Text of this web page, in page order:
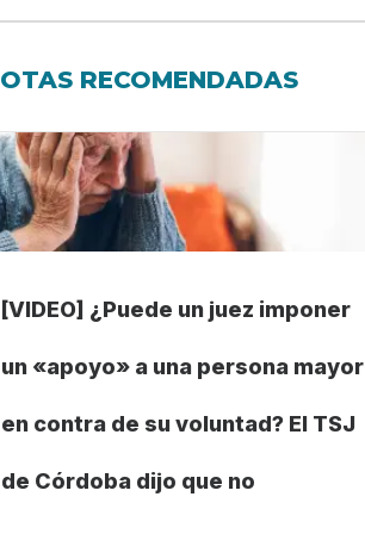
RECOMENDADAS
[VIDEO] ¿Puede un juez imponer
un «apoyo» a una persona mayor
en contra de su voluntad? El TSJ
de Córdoba dijo que no